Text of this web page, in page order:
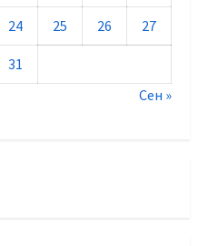
24 25 26 27
31
Сен »